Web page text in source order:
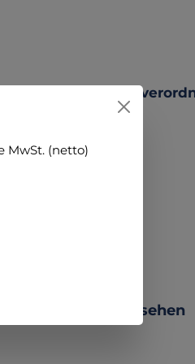
+++ ansehen
MwSt. (netto)